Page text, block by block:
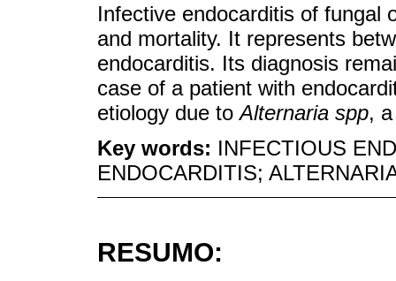
Infective endocarditis of fungal
and mortality. It represents
endocarditis. Its diagnosis
case of a patient with
etiology due toAlternaria spp,
Key words: INFECTIOUS
ENDOCARDITIS;
RESUMO: